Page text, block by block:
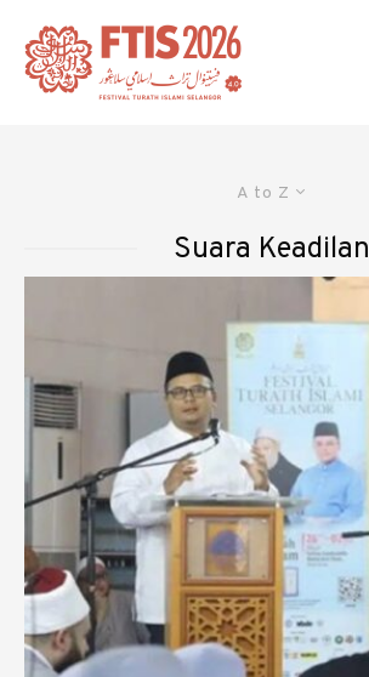
A to Z
Suara Keadilan